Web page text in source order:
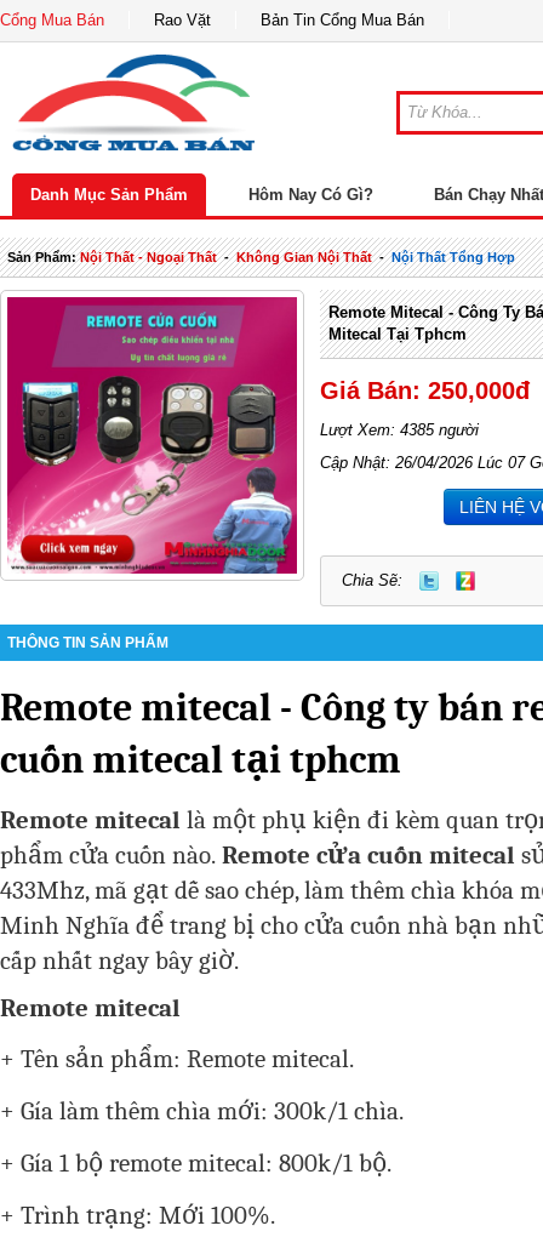
Cổng Mua Bán Rao Vặt Bản Tin Cổng Mua Bán
Danh Mục Sản Phẩm Hôm Nay Có Gì? Bán Chạy Nhất
Sản Phẩm:Nội Thất - Ngoại Thất-Không Gian Nội Thất-Nội Thất Tổng Hợp
Remote Mitecal - Công Ty
Mitecal Tại Tphcm
Giá Bán: 250,000đ
Lượt Xem: 4385 người
Cập Nhật: 26/04/2026 Lúc 07
LIÊN HỆ
Chia Sẽ:
THÔNG TIN SẢN PHẨM
Remote mitecal - Công ty bán
cuốn mitecal tại tphcm
Remote mitecal là một phụ kiện đi kèm quan
phẩm cửa cuốn nào. Remote cửa cuốn mitecal
433Mhz, mã gạt dễ sao chép, làm thêm chìa khóa
Minh Nghĩa để trang bị cho cửa cuốn nhà bạn
cấp nhất ngay bây giờ.
Remote mitecal
+ Tên sản phẩm: Remote mitecal.
+ Gía làm thêm chìa mới: 300k/1 chìa.
+ Gía 1 bộ remote mitecal: 800k/1 bộ.
+ Trình trạng: Mới 100%.